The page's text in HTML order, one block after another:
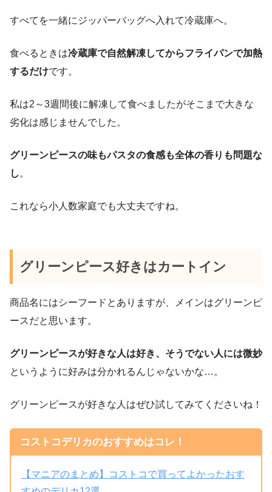
すべてを一緒にジッパーバッグへ入れて冷蔵庫へ。
食べるときは冷蔵庫で自然解凍してからフライパンで加熱
するだけです。
私は2～3週間後に解凍して食べましたがそこまで大きな
劣化は感じませんでした。
グリーンピースの味もパスタの食感も全体の香りも問題な
し 。
これなら小人数家庭でも大丈夫ですね。
グリーンピース好きはカートイン
商品名にはシーフードとありますが、メインはグリーンピ
ースだと思います。
グリーンピースが好きな人は好き、そうでない人には微妙
というように好みは分かれるんじゃないかな…。
グリーンピースが好きな人はぜひ試してみてくださいね！
コストコデリカのおすすめはコレ！
【マニアのまとめ】コストコで買ってよかったおす